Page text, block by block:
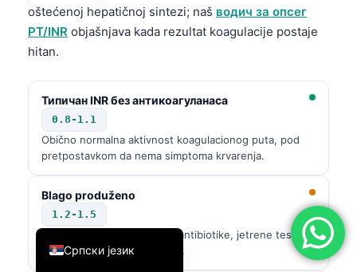
oštećenoj hepatičnoj sintezi; naš водич за опсег
PT/INR objašnjava kada rezultat koagulacije postaje
hitan.
Типичан INR без антикоагуланаса
0.8-1.1
Obično normalna aktivnost koagulacionog puta, pod
pretpostavkom da nema simptoma krvarenja.
Blago produženo
1.2-1.5
Preispitati unos vitamina K, antibiotike, jetrene testove
i ponoviti ako nije očekivano.
Српски језик
English
Deutsch
Français
עִבְרִית
Português
Ελληνικά